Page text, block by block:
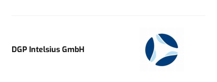
DGP Intelsius GmbH